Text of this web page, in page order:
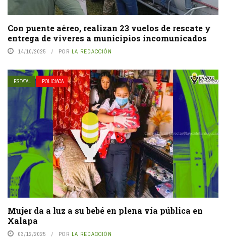
Con puente aéreo, realizan 23 vuelos de rescate y
entrega de víveres a municipios incomunicados
14/10/2025 POR LA REDACCIÓN
ESTATAL POLICIACA
Mujer da a luz a su bebé en plena vía pública en
Xalapa
03/12/2025 POR LA REDACCIÓN